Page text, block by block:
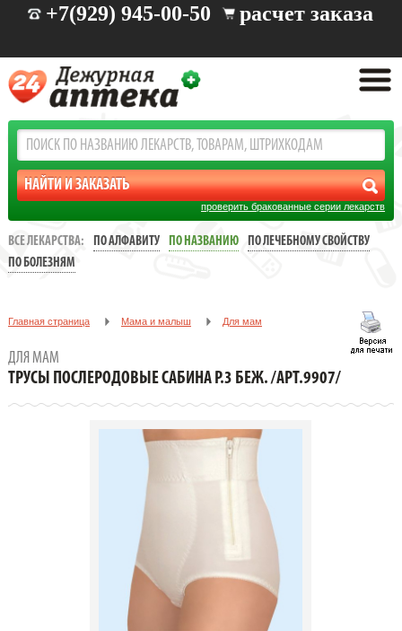
+7(929) 945-00-50 расчет заказа
проверить бракованные серии лекарств
ВСЕ ЛЕКАРСТВА: ПО АЛФАВИТУ ПО НАЗВАНИЮ
ПО ЛЕЧЕБНОМУ СВОЙСТВУ
ПО БОЛЕЗНЯМ
Главная страница Мама и малыш Для мам
ДЛЯ МАМ
ТРУСЫ ПОСЛЕРОДОВЫЕ САБИНА Р.3 БЕЖ. /АРТ.9907/